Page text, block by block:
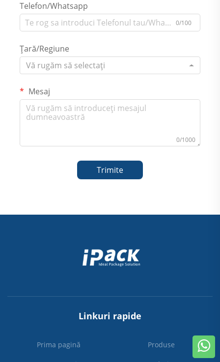
Telefon/Whatsapp
0/100
Țară/Regiune
Vă rugăm să selectați
Mesaj
0/1000
Trimite
Linkuri rapide
Prima pagină Produse